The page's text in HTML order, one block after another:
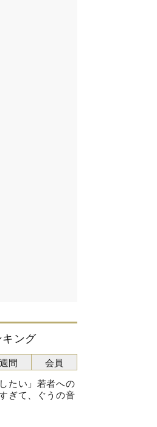
ング
たい」若者への
ぎて、ぐうの音
週間 会員